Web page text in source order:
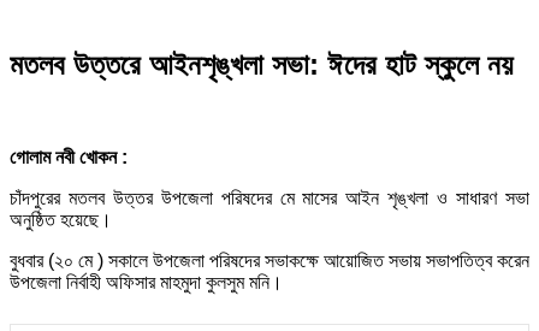
মতলব উত্তরে আইনশৃঙ্খলা সভা: ঈদের হাট স্কুলে নয়
গোলাম নবী খোকন :
চাঁদপুরের মতলব উত্তর উপজেলা পরিষদের মে মাসের আইন শৃঙ্খলা ও সাধারণ সভা
অনুষ্ঠিত হয়েছে।
বুধবার (২০ মে ) সকালে উপজেলা পরিষদের সভাকক্ষে আয়োজিত সভায় সভাপতিত্ব করেন
উপজেলা নির্বাহী অফিসার মাহমুদা কুলসুম মনি।